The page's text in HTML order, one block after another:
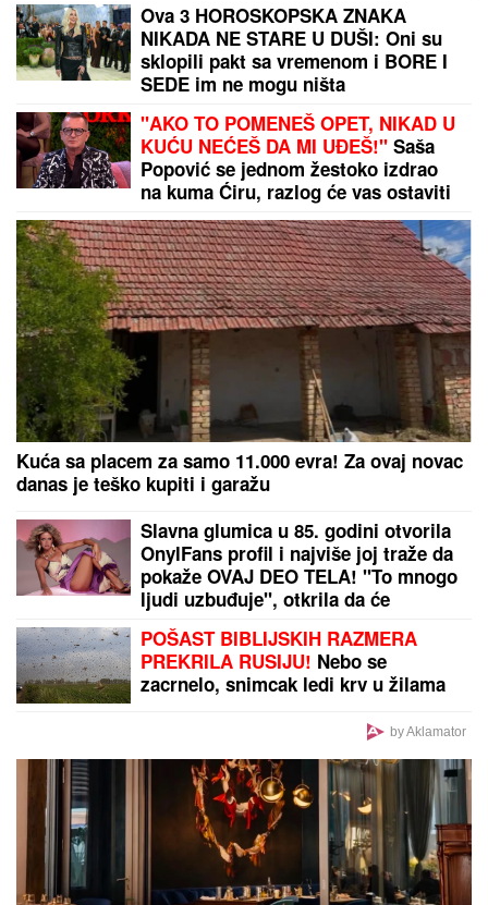
promenio potpuno! (FOTO)
DRAMATIČNO:Mađarska donela hitnu odluku -
građanima saopštena prelomna vest
HRVATIMA AMERIČKI DRONOVI IZVIDNICA ZA ZLO
Kako je uz pomoć Pentagona pre 31
godinu izvedeno monstruozno etničko čišćenje
by Aklamator